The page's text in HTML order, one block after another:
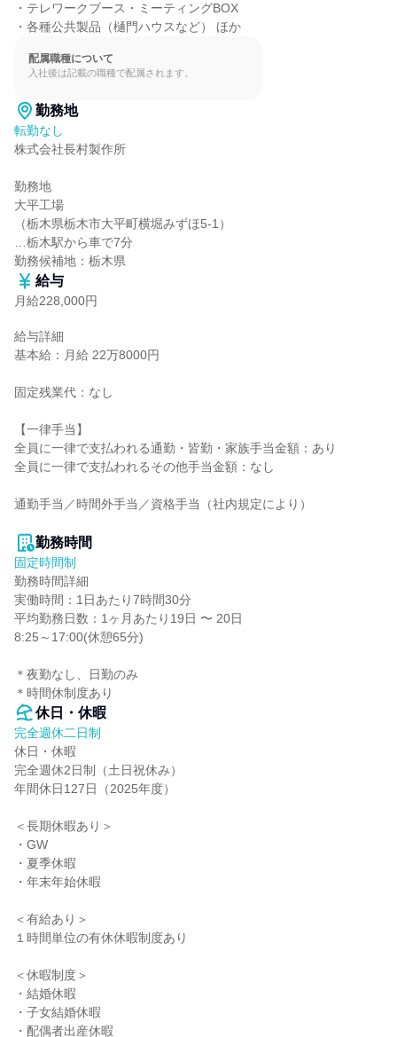
・テレワークブース・ミーティングBOX
・各種公共製品（樋門ハウスなど） ほか
配属職種について
入社後は記載の職種で配属されます。
勤務地
転勤なし
株式会社長村製作所
勤務地
大平工場
（栃木県栃木市大平町横堀みずほ5-1）
…栃木駅から車で7分
勤務候補地：栃木県
給与
月給228,000円
給与詳細
基本給：月給 22万8000円
固定残業代：なし
【一律手当】
全員に一律で支払われる通勤・皆勤・家族手当金額：あり
全員に一律で支払われるその他手当金額：なし
通勤手当／時間外手当／資格手当（社内規定により）
勤務時間
固定時間制
勤務時間詳細
実働時間：1日あたり7時間30分
平均勤務日数：1ヶ月あたり19日 〜 20日
8:25～17:00(休憩65分)
＊夜勤なし、日勤のみ
＊時間休制度あり
休日・休暇
完全週休二日制
休日・休暇
完全週休2日制（土日祝休み）
年間休日127日（2025年度）
＜長期休暇あり＞
・GW
・夏季休暇
・年末年始休暇
＜有給あり＞
１時間単位の有休休暇制度あり
＜休暇制度＞
・結婚休暇
・子女結婚休暇
・配偶者出産休暇